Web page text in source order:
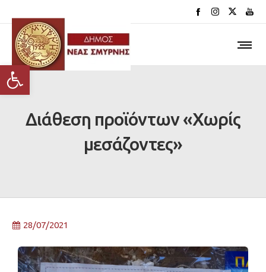
Ανοίξτε τη γραμμή εργαλείων
Διάθεση προϊόντων «Χωρίς
μεσάζοντες»
28/07/2021